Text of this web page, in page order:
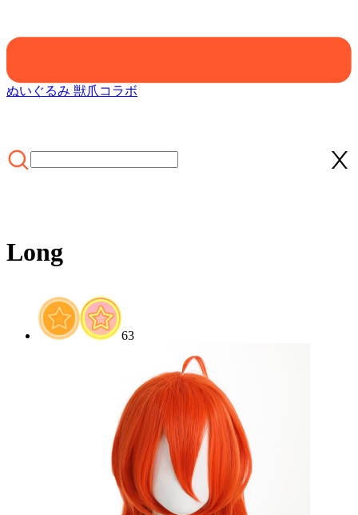
ぬいぐるみ 獣爪コラボ
Long
63